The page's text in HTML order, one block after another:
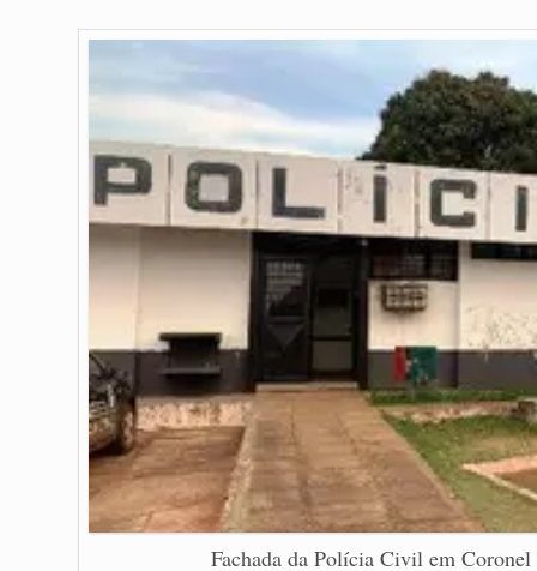
Fachada da Polícia Civil em